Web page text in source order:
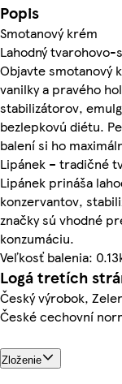
Popis
Smotanový krém
Lahodný
Objavte smotanový
vanilky a pravého
stabilizátorov,
bezlepkovú diétu.
balení si ho
Lipánek – tradičné
Lipánek prináša
konzervantov,
značky sú vhodné
konzumáciu.
Veľkosť balenia:
Logá tretích
Český výrobok,
České cechovní
Zloženie